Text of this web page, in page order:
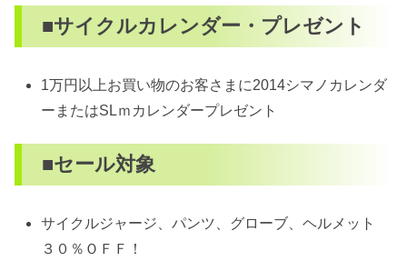
■サイクルカレンダー・プレゼント
1万円以上お買い物のお客さまに2014シマノカレンダ
ーまたはSLｍカレンダープレゼント
■セール対象
サイクルジャージ、パンツ、グローブ、ヘルメット
３０％ＯＦＦ！